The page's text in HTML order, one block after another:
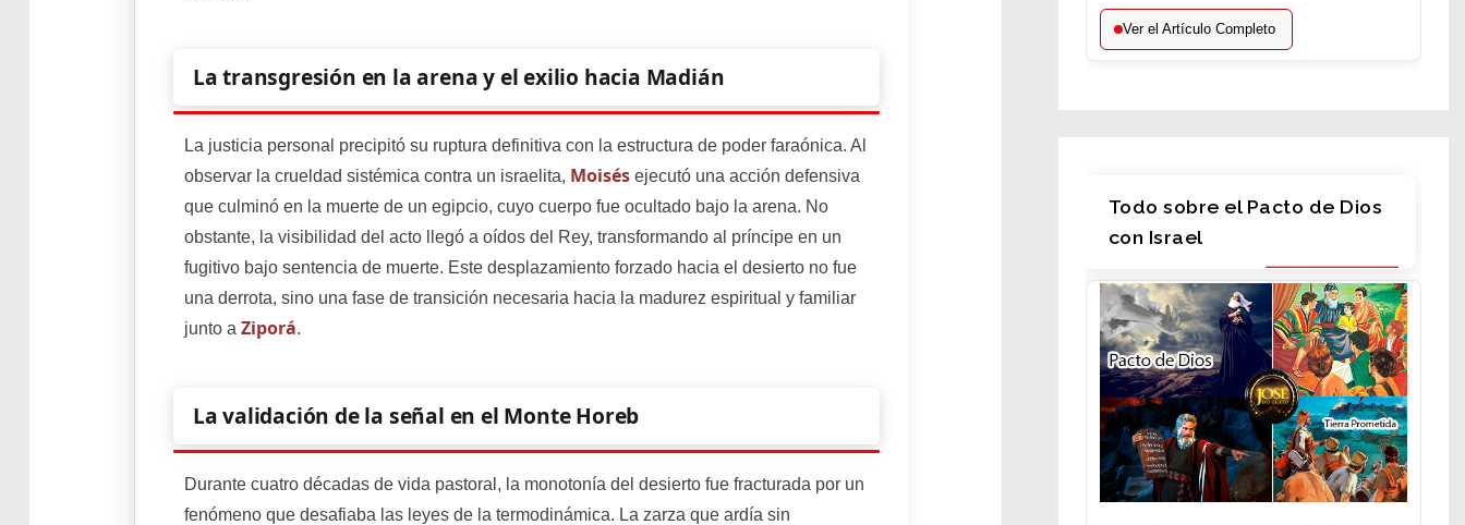
La transgresión en la arena y el exilio hacia Madián
La justicia personal precipitó su ruptura definitiva con la estructura de poder faraónica. Al
observar la crueldad sistémica contra un israelita, Moisésejecutó una acción defensiva
que culminó en la muerte de un egipcio, cuyo cuerpo fue ocultado bajo la arena. No
obstante, la visibilidad del acto llegó a oídos del Rey, transformando al príncipe en un
fugitivo bajo sentencia de muerte. Este desplazamiento forzado hacia el desierto no fue
una derrota, sino una fase de transición necesaria hacia la madurez espiritual y familiar
junto a Ziporá.
La validación de la señal en el Monte Horeb
Durante cuatro décadas de vida pastoral, la monotonía del desierto fue fracturada por un
fenómeno que desafiaba las leyes de la termodinámica. La zarza que ardía sin
Ver el Artículo Completo
Todo sobre el Pacto de Dios
con Israel